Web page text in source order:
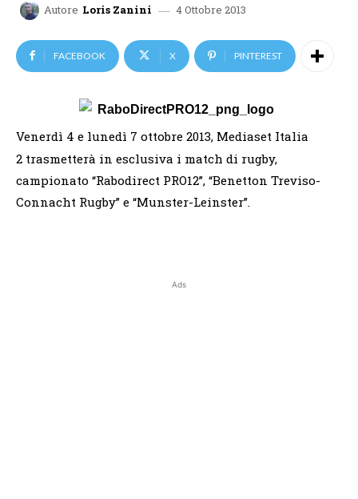
Autore Loris Zanini 4 Ottobre 2013
FACEBOOK X PINTEREST
Venerdì 4 e lunedì 7 ottobre 2013, Mediaset Italia
2 trasmetterà in esclusiva i match di rugby,
campionato “Rabodirect PRO12”, “Benetton Treviso-
Connacht Rugby” e “Munster-Leinster”.
Ads